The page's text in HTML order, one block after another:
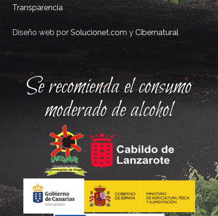
Transparencia
Diseño web porSolucionet.comyCibernatural
Se recomienda el consumo
moderado de alcohol